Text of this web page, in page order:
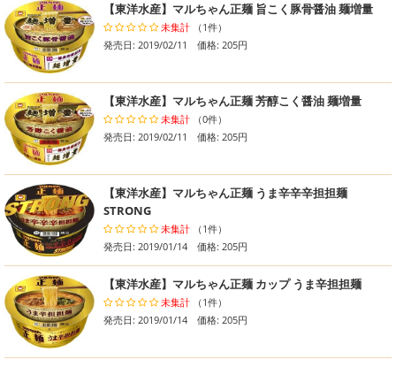
【東洋水産】マルちゃん正麺 旨こく豚骨醤油 麺増量
未集計 （1件）
発売日: 2019/02/11 価格: 205円
【東洋水産】マルちゃん正麺 芳醇こく醤油 麺増量
未集計 （0件）
発売日: 2019/02/11 価格: 205円
【東洋水産】マルちゃん正麺 うま辛辛辛担担麺
STRONG
未集計 （1件）
発売日: 2019/01/14 価格: 205円
【東洋水産】マルちゃん正麺 カップ うま辛担担麺
未集計 （1件）
発売日: 2019/01/14 価格: 205円